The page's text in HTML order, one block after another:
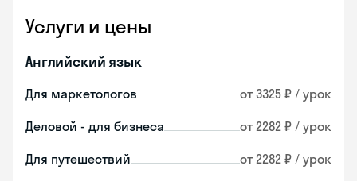
Услуги и цены
Английский язык
Для маркетологов от 3325 ₽ / урок
Деловой - для бизнеса от 2282 ₽ / урок
Для путешествий от 2282 ₽ / урок